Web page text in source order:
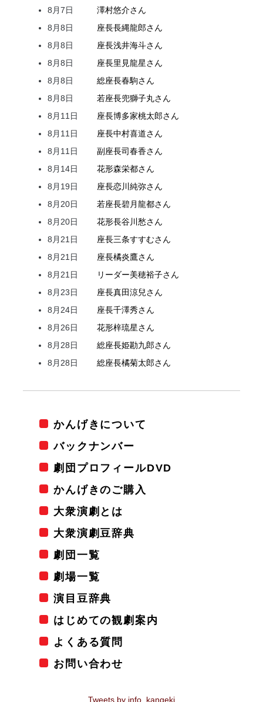
8月7日
澤村悠介さん
8月8日
座長長縄龍郎さん
8月8日
座長浅井海斗さん
8月8日
座長里見龍星さん
8月8日
総座長春駒さん
8月8日
若座長兜獅子丸さん
8月11日
座長博多家桃太郎さん
8月11日
座長中村喜道さん
8月11日
副座長司春香さん
8月14日
花形森栄都さん
8月19日
座長恋川純弥さん
8月20日
若座長碧月龍都さん
8月20日
花形長谷川愁さん
8月21日
座長三条すすむさん
8月21日
座長橘炎鷹さん
8月21日
リーダー美穂裕子さん
8月23日
座長真田涼兒さん
8月24日
座長千澤秀さん
8月26日
花形梓琉星さん
8月28日
総座長姫勘九郎さん
8月28日
総座長橘菊太郎さん
かんげきについて
バックナンバー
劇団プロフィールDVD
かんげきのご購入
大衆演劇とは
大衆演劇豆辞典
劇団一覧
劇場一覧
演目豆辞典
はじめての観劇案内
よくある質問
お問い合わせ
Tweets by info_kangeki